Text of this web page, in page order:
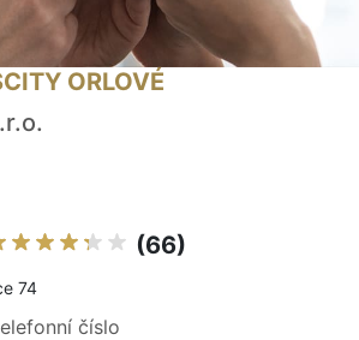
ORLOVÉ
(66)
74
číslo